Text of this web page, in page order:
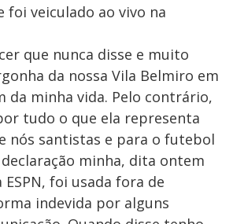
foi veiculado ao vivo na
que nunca disse e muito
da nossa Vila Belmiro em
da minha vida. Pelo contrário,
tudo o que ela representa
nós santistas e para o futebol
minha, dita ontem
foi usada fora de
indevida por alguns